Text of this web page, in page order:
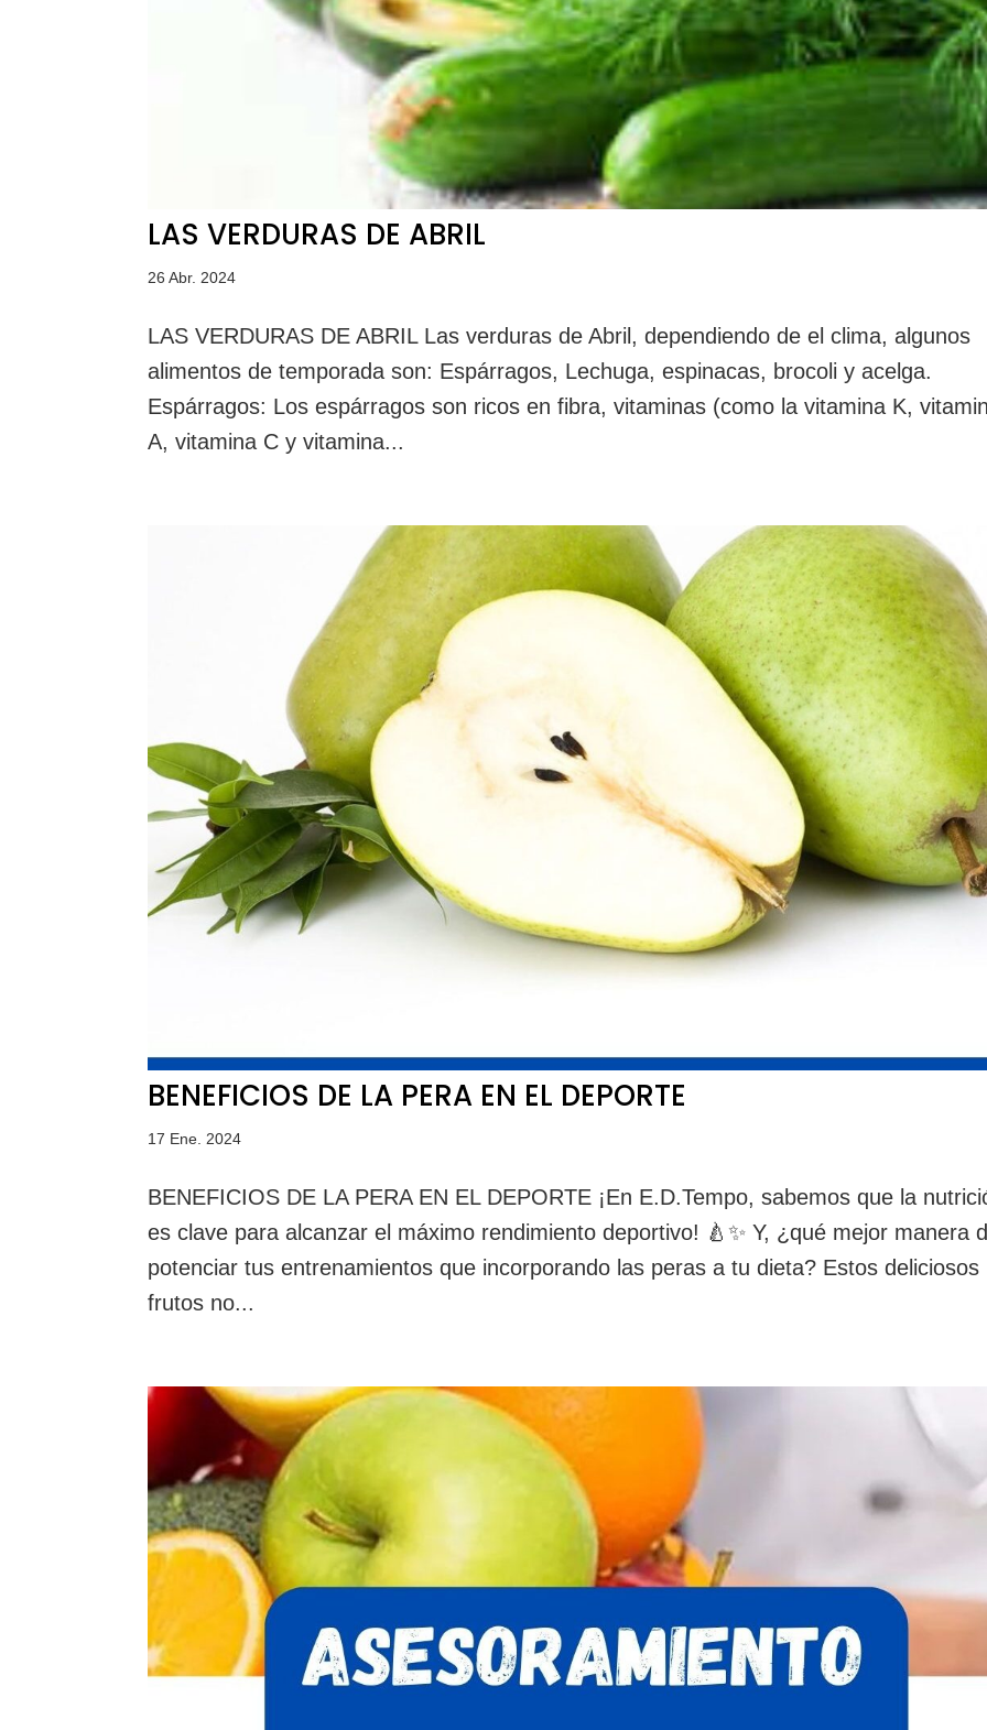
LAS VERDURAS DE ABRIL
26 Abr. 2024
LAS VERDURAS DE ABRIL Las verduras de Abril, dependiendo de el clima, algunos
alimentos de temporada son: Espárragos, Lechuga, espinacas, brocoli y acelga.
Espárragos: Los espárragos son ricos en fibra, vitaminas (como la vitamina K,
A, vitamina C y vitamina...
BENEFICIOS DE LA PERA EN EL DEPORTE
17 Ene. 2024
BENEFICIOS DE LA PERA EN EL DEPORTE ¡En E.D.Tempo, sabemos que la
es clave para alcanzar el máximo rendimiento deportivo! 🍐✨ Y, ¿qué mejor manera
potenciar tus entrenamientos que incorporando las peras a tu dieta? Estos deliciosos
frutos no...